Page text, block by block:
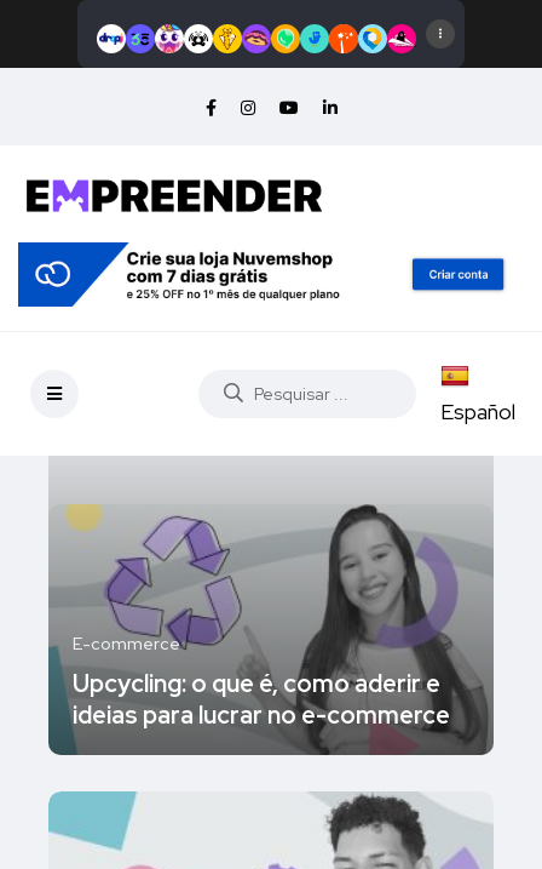
Español
E-commerce
Upcycling: o que é, como aderir e
ideias para lucrar no e-commerce